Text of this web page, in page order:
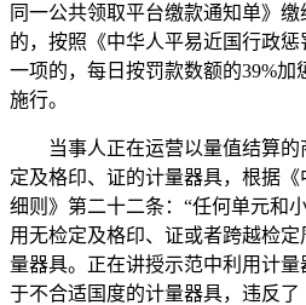
同一公共领取平台缴款通知单》
的，按照《中华人平易近国行政
一项的，每日按罚款数额的39%加
施行。
当事人正在运营以量值结算的
定及格印、证的计量器具，根据
细则》第二十二条：“任何单元和
用无检定及格印、证或者跨越检
量器具。正在讲授示范中利用计
于不合适国度的计量器具，违反